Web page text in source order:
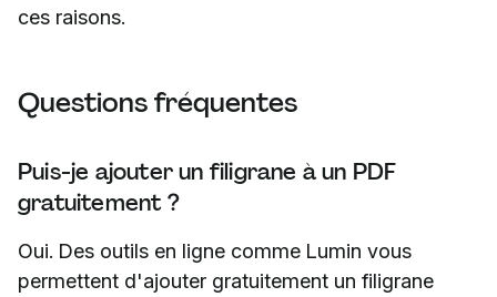
ces raisons.
Questions fréquentes
Puis-je ajouter un filigrane à un PDF
gratuitement ?
Oui. Des outils en ligne comme Lumin vous
permettent d'ajouter gratuitement un filigrane